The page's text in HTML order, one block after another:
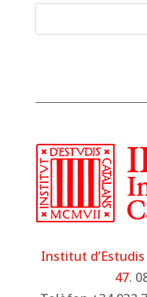
Institut d’Estudis
47.